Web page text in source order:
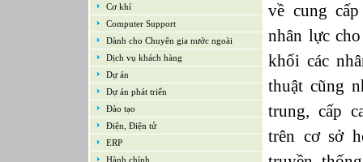
Cơ khí
Computer Support
Dành cho Chuyên gia nước ngoài
Dịch vụ khách hàng
Dự án
Dự án phát triển
Đào tạo
Điện, Điện tử
ERP
Hành chính
về cung
nhân lực
khối các
thuật cũng
trung, cấp
trên cơ sở